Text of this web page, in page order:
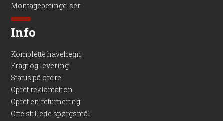
Montagebetingelser
Info
Komplette havehegn
Fragt og levering
Status på ordre
Opret reklamation
Opret en returnering
Ofte stillede spørgsmål